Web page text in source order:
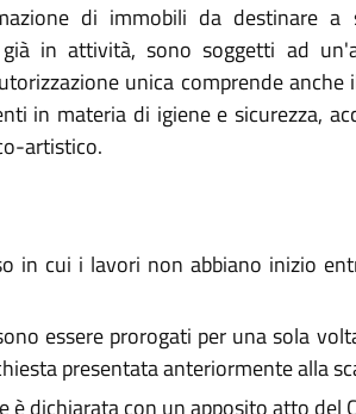
di immobili da destinare
in attività, sono soggetti ad
unica comprende
in materia di igiene e sicurezza,
artistico.
in cui i lavori non abbiano inizio
essere prorogati per una sola
presentata anteriormente alla
è dichiarata con un apposito atto del